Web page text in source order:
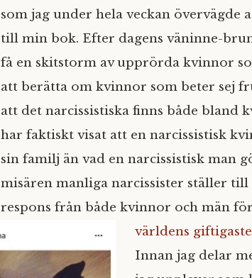
som jag under hela veckan övervägde
till min bok. Efter dagens väninne-
få en skitstorm av upprörda kvinnor
att berätta om kvinnor som beter sej
att det narcissistiska finns både bland
har faktiskt visat att en narcissistisk
sin familj än vad en narcissistisk man
misären manliga narcissister ställer
respons från både kvinnor och män
världens
Innan jag delar